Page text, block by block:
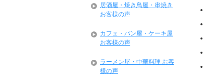
居酒屋・焼き鳥屋・串焼き
お客様の声
カフェ・パン屋・ケーキ屋
お客様の声
ラーメン屋・中華料理 お客
様の声